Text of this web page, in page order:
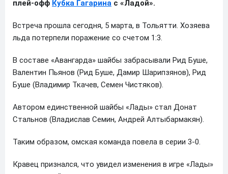
плей-офф Кубка Гагарина с «Ладой».
Встреча прошла сегодня, 5 марта, в Тольятти. Хозяева
льда потерпели поражение со счетом 1:3.
В составе «Авангарда» шайбы забрасывали Рид Буше,
Валентин Пьянов (Рид Буше, Дамир Шарипзянов), Рид
Буше (Владимир Ткачев, Семен Чистяков).
Автором единственной шайбы «Лады» стал Донат
Стальнов (Владислав Семин, Андрей Алтыбармакян).
Таким образом, омская команда повела в серии 3-0.
Кравец признался, что увидел изменения в игре «Лады»